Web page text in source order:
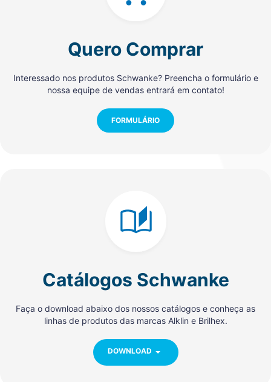
Quero Comprar
Interessado nos produtos Schwanke? Preencha o formulário e
nossa equipe de vendas entrará em contato!
FORMULÁRIO
Catálogos Schwanke
Faça o download abaixo dos nossos catálogos e conheça as
linhas de produtos das marcas Alklin e Brilhex.
DOWNLOAD